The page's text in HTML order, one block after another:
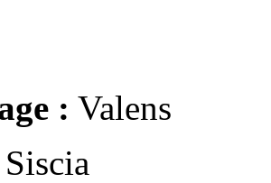
: Valens
Siscia